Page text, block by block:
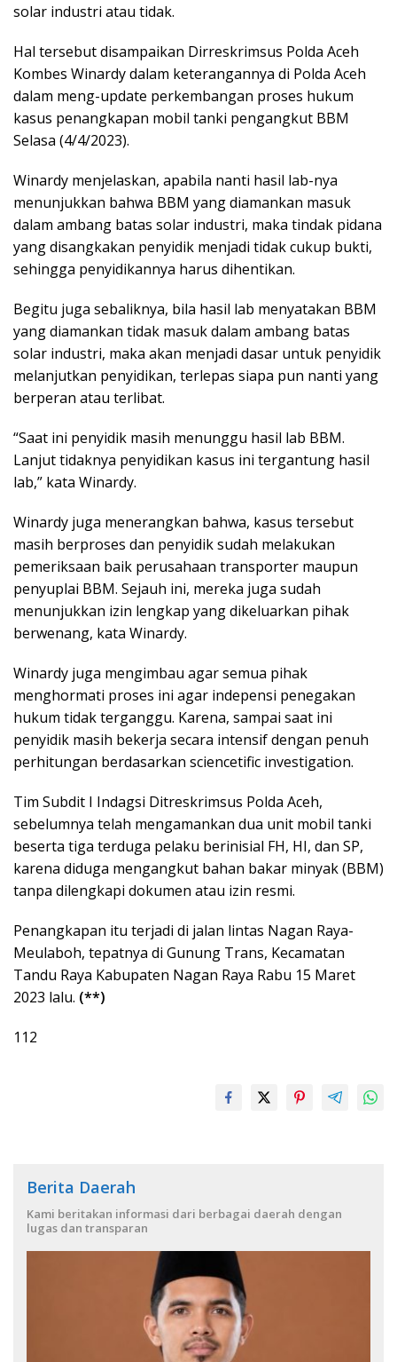
solar industri atau tidak.
Hal tersebut disampaikan Dirreskrimsus Polda Aceh
Kombes Winardy dalam keterangannya di Polda Aceh
dalam meng-update perkembangan proses hukum
kasus penangkapan mobil tanki pengangkut BBM
Selasa (4/4/2023).
Winardy menjelaskan, apabila nanti hasil lab-nya
menunjukkan bahwa BBM yang diamankan masuk
dalam ambang batas solar industri, maka tindak pidana
yang disangkakan penyidik menjadi tidak cukup bukti,
sehingga penyidikannya harus dihentikan.
Begitu juga sebaliknya, bila hasil lab menyatakan BBM
yang diamankan tidak masuk dalam ambang batas
solar industri, maka akan menjadi dasar untuk penyidik
melanjutkan penyidikan, terlepas siapa pun nanti yang
berperan atau terlibat.
“Saat ini penyidik masih menunggu hasil lab BBM.
Lanjut tidaknya penyidikan kasus ini tergantung hasil
lab,” kata Winardy.
Winardy juga menerangkan bahwa, kasus tersebut
masih berproses dan penyidik sudah melakukan
pemeriksaan baik perusahaan transporter maupun
penyuplai BBM. Sejauh ini, mereka juga sudah
menunjukkan izin lengkap yang dikeluarkan pihak
berwenang, kata Winardy.
Winardy juga mengimbau agar semua pihak
menghormati proses ini agar indepensi penegakan
hukum tidak terganggu. Karena, sampai saat ini
penyidik masih bekerja secara intensif dengan penuh
perhitungan berdasarkan sciencetific investigation.
Tim Subdit I Indagsi Ditreskrimsus Polda Aceh,
sebelumnya telah mengamankan dua unit mobil tanki
beserta tiga terduga pelaku berinisial FH, HI, dan SP,
karena diduga mengangkut bahan bakar minyak (BBM)
tanpa dilengkapi dokumen atau izin resmi.
Penangkapan itu terjadi di jalan lintas Nagan Raya-
Meulaboh, tepatnya di Gunung Trans, Kecamatan
Tandu Raya Kabupaten Nagan Raya Rabu 15 Maret
2023 lalu. (**)
112
Berita Daerah
Kami beritakan informasi dari berbagai daerah dengan
lugas dan transparan